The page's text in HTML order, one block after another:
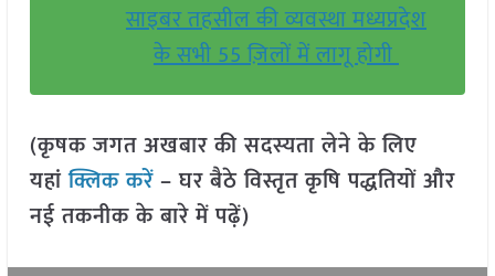
साइबर तहसील की व्यवस्था मध्यप्रदेश
के सभी 55 ज़िलों में लागू होगी
(कृषक जगत अखबार की सदस्यता लेने के लिए
यहांक्लिक करें– घर बैठे विस्तृत कृषि पद्धतियों और
नई तकनीक के बारे में पढ़ें)